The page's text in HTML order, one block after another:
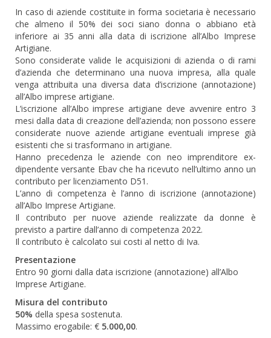
In caso di aziende costituite in forma societaria è necessario
che almeno il 50% dei soci siano donna o abbiano età
inferiore ai 35 anni alla data di iscrizione all’Albo Imprese
Artigiane.
Sono considerate valide le acquisizioni di azienda o di rami
d’azienda che determinano una nuova impresa, alla quale
venga attribuita una diversa data d’iscrizione (annotazione)
all’Albo imprese artigiane.
L’iscrizione all’Albo imprese artigiane deve avvenire entro 3
mesi dalla data di creazione dell’azienda; non possono essere
considerate nuove aziende artigiane eventuali imprese già
esistenti che si trasformano in artigiane.
Hanno precedenza le aziende con neo imprenditore ex-
dipendente versante Ebav che ha ricevuto nell’ultimo anno un
contributo per licenziamento D51.
L’anno di competenza è l’anno di iscrizione (annotazione)
all’Albo Imprese Artigiane.
Il contributo per nuove aziende realizzate da donne è
previsto a partire dall’anno di competenza 2022.
Il contributo è calcolato sui costi al netto di Iva.
Presentazione
Entro 90 giorni dalla data iscrizione (annotazione) all’Albo
Imprese Artigiane.
Misura del contributo
50% della spesa sostenuta.
Massimo erogabile: € 5.000,00.